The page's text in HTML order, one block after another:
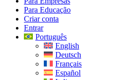
Para Educação
Criar conta
Entrar
Português
English
Deutsch
Français
Español